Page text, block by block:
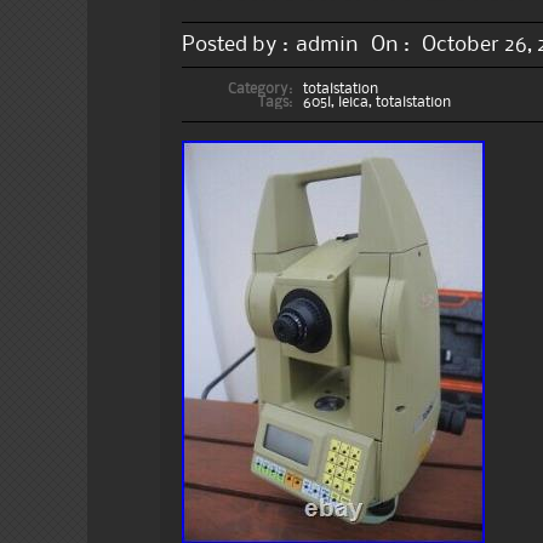
Posted by : admin On : October 26,
Category:
totalstation
Tags:
605l, leica,totalstation